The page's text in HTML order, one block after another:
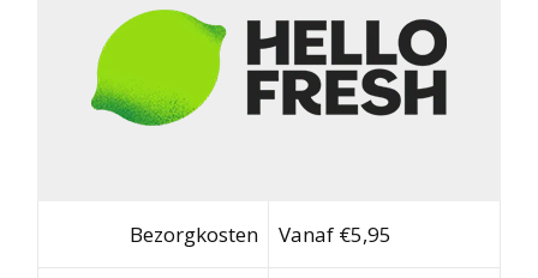
Bezorgkosten Vanaf €5,95